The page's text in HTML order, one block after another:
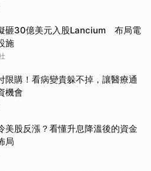
砸30億美元入股Lancium 布局電
施
限購！看病變貴躲不掉，讓醫療通
機會
美股反漲？看懂升息降溫後的資金
局